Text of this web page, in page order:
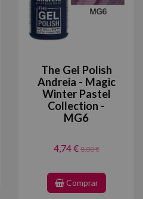
The Gel Polish
Andreia - Magic
Winter Pastel
Collection -
MG6
4,74 €8,00 €
Comprar